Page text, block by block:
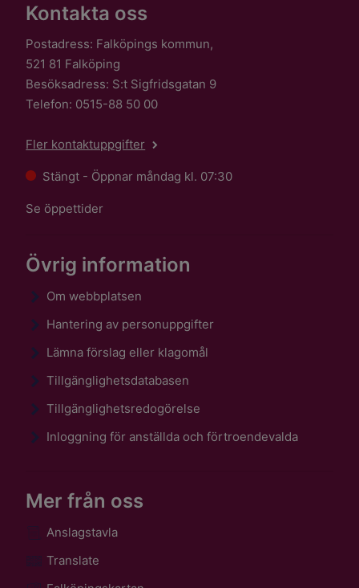
Kontakta oss
Postadress: Falköpings kommun,
521 81 Falköping
Besöksadress: S:t Sigfridsgatan 9
Telefon: 0515-88 50 00
Fler kontaktuppgifter
Stängt - Öppnar måndag kl. 07:30
Se öppettider
Övrig information
Om webbplatsen
Hantering av personuppgifter
Lämna förslag eller klagomål
Tillgänglighetsdatabasen
Tillgänglighetsredogörelse
Inloggning för anställda och förtroendevalda
Mer från oss
Anslagstavla
Translate